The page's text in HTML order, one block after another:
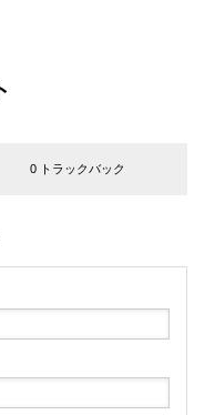
0 トラックバック